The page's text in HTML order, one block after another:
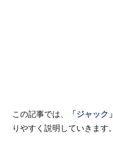
この記事では、 「ジャック」
りやすく説明していきます。